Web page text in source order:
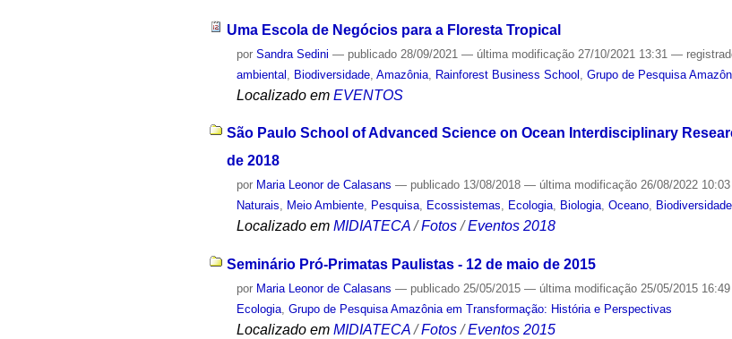
Uma Escola de Negócios para a Floresta Tropical
porSandra Sedini — publicado 28/09/2021— última modificação 27/10/2021 13:31—
ambiental
Biodiversidade ,Amazônia Rainforest Business School ,Grupo de Pesquisa
Localizado em EVENTOS
São Paulo School of Advanced Science on Ocean Interdisciplinary
de 2018
por Maria Leonor de Calasans — publicado 13/08/2018— última modificação 26/08/2022
Naturais, Meio Ambiente, Pesquisa, Ecossistemas, Ecologia, Biologia,Oceano, Biodiversidade
Localizado em MIDIATECA /Fotos /Eventos 2018
Seminário Pró-Primatas Paulistas - 12 de maio de 2015
por Maria Leonor de Calasans — publicado 25/05/2015— última modificação 25/05/2015
Ecologia,Grupo de Pesquisa Amazônia em Transformação: História e Perspectivas
Localizado em MIDIATECA /Fotos /Eventos 2015